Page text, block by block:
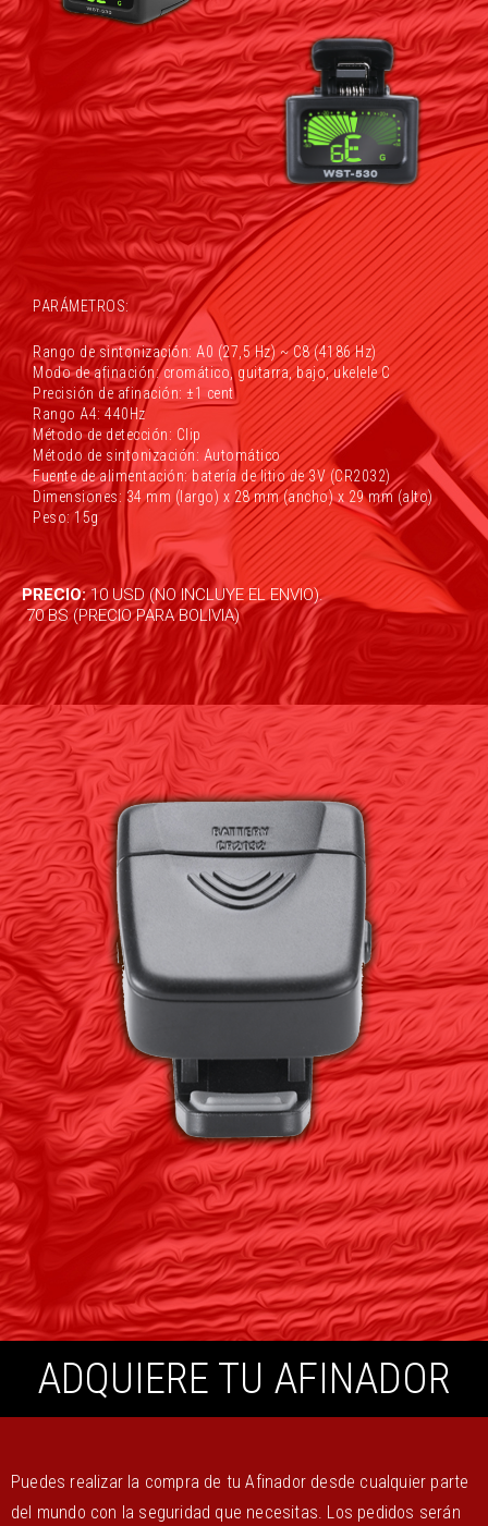
PARÁMETROS:
Rango de sintonización: A0 (27,5 Hz) ~ C8 (4186 Hz)
Modo de afinación: cromático, guitarra, bajo, ukelele C
Precisión de afinación: ±1 cent
Rango A4: 440Hz
Método de detección: Clip
Método de sintonización: Automático
Fuente de alimentación: batería de litio de 3V (CR2032)
Dimensiones: 34 mm (largo) x 28 mm (ancho) x 29 mm (alto)
Peso: 15g
PRECIO:10 USD (NO INCLUYE EL ENVIO).
70 BS (PRECIO PARA BOLIVIA)
ADQUIERE TU AFINADOR
Puedes realizar la compra de tu Afinador desde cualquier parte
del mundo con la seguridad que necesitas. Los pedidos serán